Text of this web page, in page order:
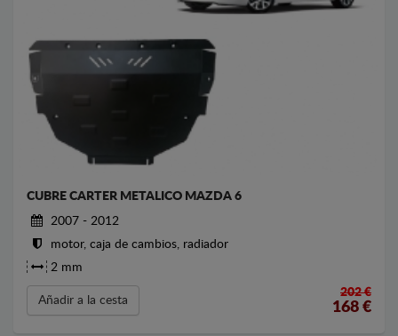
CUBRE CARTER METALICO MAZDA 6
2007 - 2012
motor, caja de cambios, radiador
2 mm
Añadir a la cesta
202 €
168 €